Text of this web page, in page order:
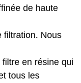
de haute
filtration. Nous
filtre en résine qui
tous les